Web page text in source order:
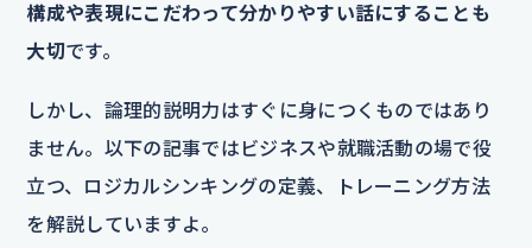
構成や表現にこだわって分かりやすい話にすることも
大切です。
しかし、論理的説明力はすぐに身につくものではあり
ません。以下の記事ではビジネスや就職活動の場で役
立つ、ロジカルシンキングの定義、トレーニング方法
を解説していますよ。